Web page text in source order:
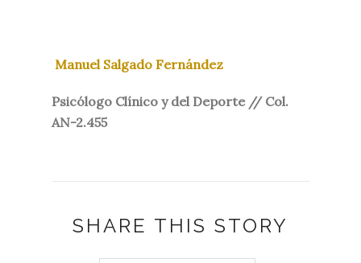
Manuel Salgado Fernández
Psicólogo Clínico y del Deporte // Col.
AN-2.455
SHARE THIS STORY